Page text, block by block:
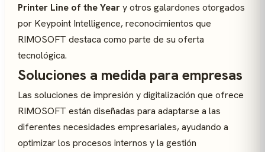
Printer Line of the Yeary otros galardones otorgados
por Keypoint Intelligence, reconocimientos que
RIMOSOFT destaca como parte de su oferta
tecnológica.
Soluciones a medida para empresas
Las soluciones de impresión y digitalización que ofrece
RIMOSOFT están diseñadas para adaptarse a las
diferentes necesidades empresariales, ayudando a
optimizar los procesos internos y la gestión